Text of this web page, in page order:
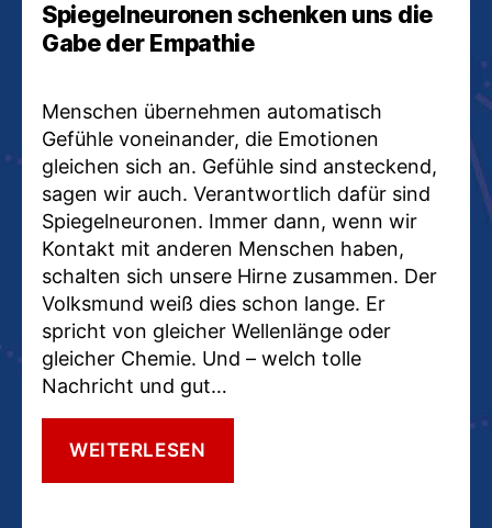
Spiegelneuronen schenken uns die
Gabe der Empathie
Menschen übernehmen automatisch
Gefühle voneinander, die Emotionen
gleichen sich an. Gefühle sind ansteckend,
sagen wir auch. Verantwortlich dafür sind
Spiegelneuronen. Immer dann, wenn wir
Kontakt mit anderen Menschen haben,
schalten sich unsere Hirne zusammen. Der
Volksmund weiß dies schon lange. Er
spricht von gleicher Wellenlänge oder
gleicher Chemie. Und – welch tolle
Nachricht und gut…
WEITERLESEN